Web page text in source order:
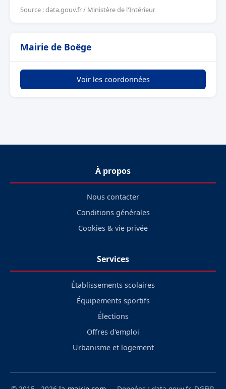
Source : data.gouv.fr / Ministère de l'Intérieur
Mairie de Boëge
Voir les coordonnées
À propos
Nous contacter
Conditions générales
Cookies & vie privée
Services
Établissements scolaires
Équipements sportifs
Élections
Offres d'emploi
Urbanisme et logement